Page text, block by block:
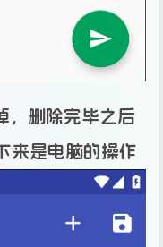
，删除完毕之后
来是电脑的操作